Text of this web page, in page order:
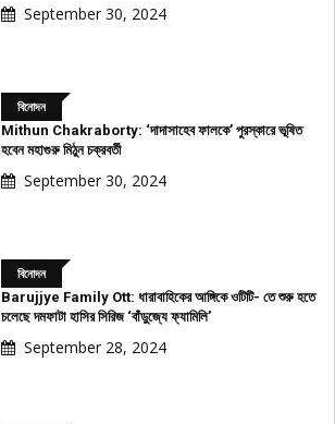
September 30, 2024
বিনোদন
Mithun Chakraborty: ‘দাদাসাহেব ফালকে’ পুরস্কারে ভূষিত
হবেন মহাগুরু মিঠুন চক্রবর্তী
September 30, 2024
বিনোদন
Barujjye Family Ott: ধারাবাহিকের আঙ্গিকে ওটিটি- তে শুরু হতে
চলেছে দমফাটা হাসির সিরিজ ‘বাঁড়ুজ্যে ফ্যামিলি’
September 28, 2024